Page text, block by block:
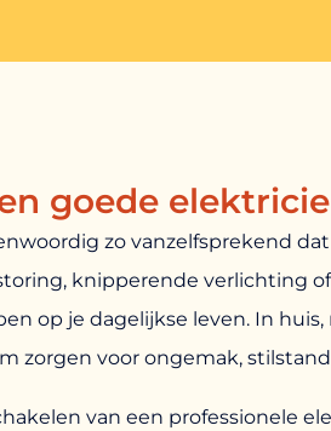
goede
zo vanzelfsprekend
knipperende verlichting
op je dagelijkse leven. In
zorgen voor ongemak,
van een professionele